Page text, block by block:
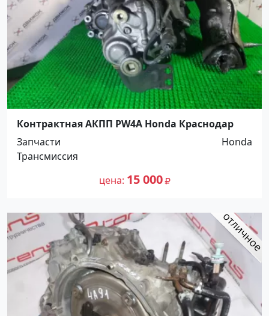
Контрактная АКПП PW4A Honda Краснодар
Запчасти
Honda
Трансмиссия
цена 15 000